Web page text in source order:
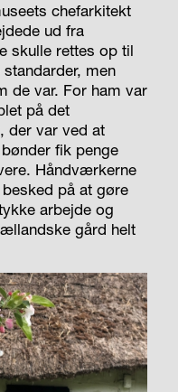
chefarkitekt
ud fra
skulle rettes op til
men
de var. For ham var
på det
der var ved at
fik penge
Håndværkerne
på at gøre
arbejde og
gård helt